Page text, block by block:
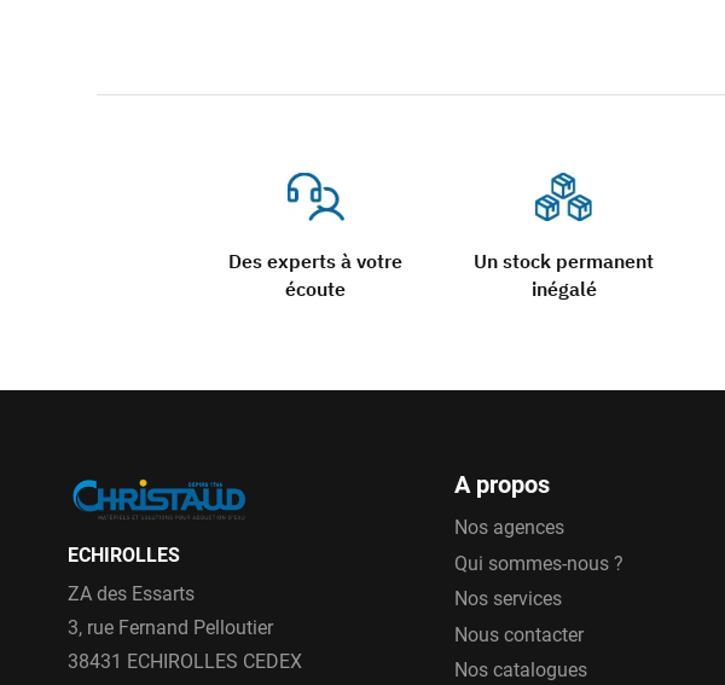
Des experts à votre
écoute
Un stock permanent
inégalé
ECHIROLLES
ZA des Essarts
3, rue Fernand Pelloutier
38431 ECHIROLLES CEDEX
A propos
Nos agences
Qui sommes-nous ?
Nos services
Nous contacter
Nos catalogues